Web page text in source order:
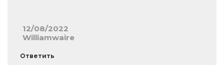
12/08/2022
Williamwaire
Ответить